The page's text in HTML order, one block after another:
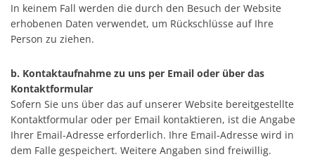
In keinem Fall werden die durch den Besuch der Website
erhobenen Daten verwendet, um Rückschlüsse auf Ihre
Person zu ziehen.
b. Kontaktaufnahme zu uns per Email oder über das
Kontaktformular
Sofern Sie uns über das auf unserer Website bereitgestellte
Kontaktformular oder per Email kontaktieren, ist die Angabe
Ihrer Email-Adresse erforderlich. Ihre Email-Adresse wird in
dem Falle gespeichert. Weitere Angaben sind freiwillig.